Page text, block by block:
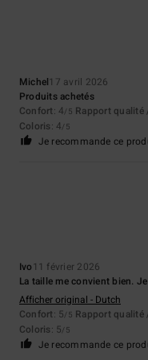
Michel17 avril 2026
Produits achetés
Confort: 4/5 Rapport qualité
Coloris: 4/5
Je recommande ce
Ivo 11 février 2026
La taille me convient bien.
Afficher original - Dutch
Confort: 5/5 Rapport qualité
Coloris: 5/5
Je recommande ce